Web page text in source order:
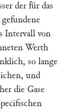
der für das
gefundene
Intervall von
Werth
so lange
und
die Gase